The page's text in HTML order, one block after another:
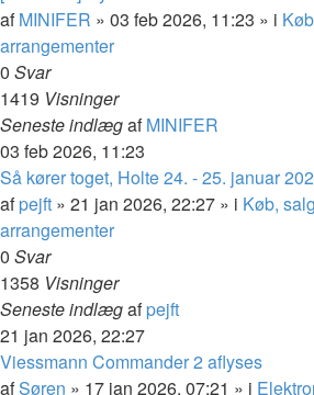
afMINIFER » 03 feb 2026, 11:23 » i
arrangementer
0 Svar
1419 Visninger
Seneste indlægafMINIFER
03 feb 2026, 11:23
Så kører toget, Holte 24. - 25. januar
afpejft » 21 jan 2026, 22:27 » i Køb,
arrangementer
0 Svar
1358 Visninger
Seneste indlægafpejft
21 jan 2026, 22:27
Viessmann Commander 2 aflyses
afSøren » 17 jan 2026, 07:21 » i